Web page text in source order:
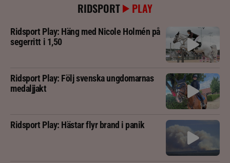
RIDSPORT PLAY
Ridsport Play: Häng med Nicole Holmén på
segerritt i 1,50
Ridsport Play: Följ svenska ungdomarnas
medaljjakt
Ridsport Play: Hästar flyr brand i panik